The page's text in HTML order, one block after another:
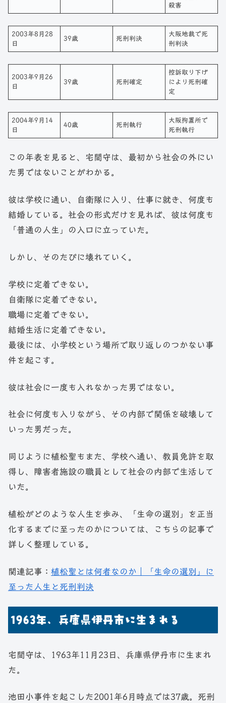
殺害
2003年8月28
日
39歳 死刑判決
大阪地裁で死
刑判決
2003年9月26
日
39歳 死刑確定
控訴取り下げ
により死刑確
定
2004年9月14
日
40歳 死刑執行
大阪拘置所で
死刑執行
この年表を見ると、宅間守は、最初から社会の外にい
た男ではないことがわかる。
彼は学校に通い、自衛隊に入り、仕事に就き、何度も
結婚している。社会の形式だけを見れば、彼は何度も
「普通の人生」の入口に立っていた。
しかし、そのたびに壊れていく。
学校に定着できない。
自衛隊に定着できない。
職場に定着できない。
結婚生活に定着できない。
最後には、小学校という場所で取り返しのつかない事
件を起こす。
彼は社会に一度も入れなかった男ではない。
社会に何度も入りながら、その内部で関係を破壊して
いった男だった。
同じように植松聖もまた、学校へ通い、教員免許を取
得し、障害者施設の職員として社会の内部で生活して
いた。
植松がどのような人生を歩み、「生命の選別」を正当
化するまでに至ったのかについては、こちらの記事で
詳しく整理している。
関連記事： 植松聖とは何者なのか｜「生命の選別」に
至った人生と死刑判決
1963年、兵庫県伊丹市に生まれる
宅間守は、1963年11月23日、兵庫県伊丹市に生まれ
た。
池田小事件を起こした2001年6月時点では37歳。死刑